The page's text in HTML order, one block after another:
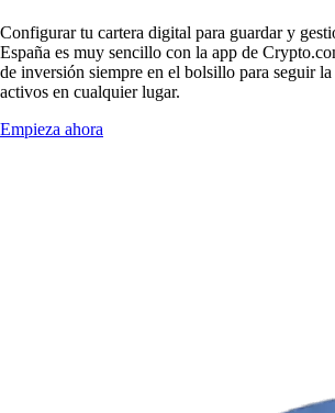
Configurar tu cartera digital para guardar y
España es muy sencillo con la app de
de inversión siempre en el bolsillo para seguir
activos en cualquier lugar.
Empieza ahora